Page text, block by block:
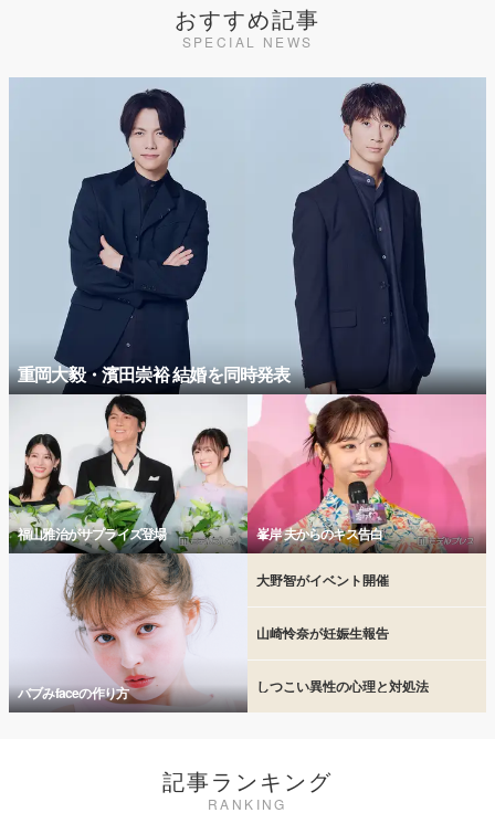
おすすめ記事
SPECIAL NEWS
重岡大毅・濱田崇裕 結婚を同時発表
福山雅治がサプライズ登場 峯岸 夫からのキス告白
バブみfaceの作り方
大野智がイベント開催
山崎怜奈が妊娠生報告
しつこい異性の心理と対処法
記事ランキング
RANKING